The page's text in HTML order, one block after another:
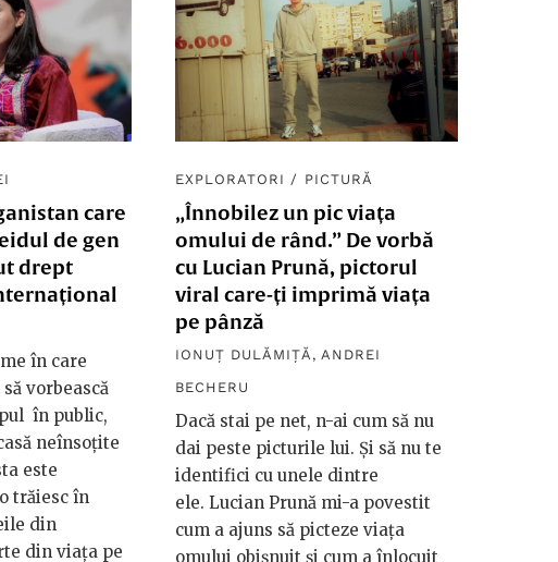
care
de gen
drept
în care
vorbească
în public,
neînsoțite
este
trăiesc în
din
din viața pe
EXPLORATORI / PICTURĂ
„Înnobilez un pic viața
omului de rând.” De vorbă
cu Lucian Prună, pictorul
viral care-ți imprimă viața
pe pânză
IONUȚ DULĂMIȚĂ , ANDREI
BECHERU
Dacă stai pe net, n-ai cum să nu
dai peste picturile lui. Și să nu te
identifici cu unele dintre
ele. Lucian Prună mi-a povestit
cum a ajuns să picteze viața
omului obișnuit și cum a înlocuit